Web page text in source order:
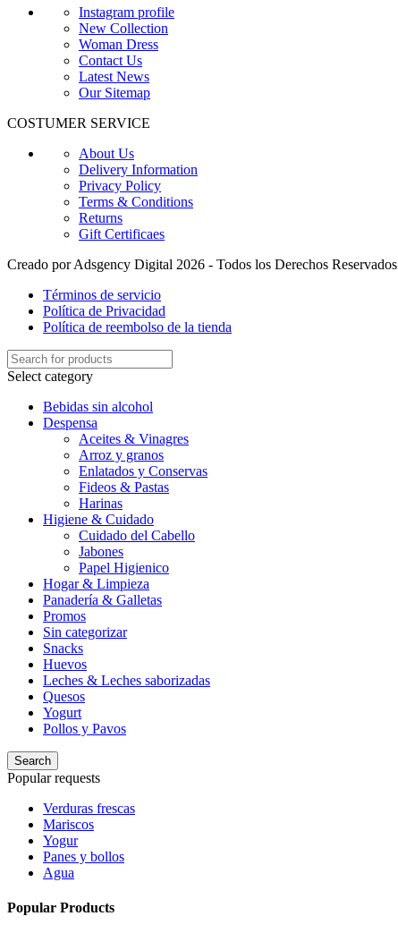
Instagram profile
New Collection
Woman Dress
Contact Us
Latest News
Our Sitemap
COSTUMER SERVICE
About Us
Delivery Information
Privacy Policy
Terms & Conditions
Returns
Gift Certificaes
Creado por Adsgency Digital 2026 - Todos los Derechos Reservados
Términos de servicio
Política de Privacidad
Política de reembolso de la tienda
Select category
Bebidas sin alcohol
Despensa
Aceites & Vinagres
Arroz y granos
Enlatados y Conservas
Fideos & Pastas
Harinas
Higiene & Cuidado
Cuidado del Cabello
Jabones
Papel Higienico
Hogar & Limpieza
Panadería & Galletas
Promos
Sin categorizar
Snacks
Huevos
Leches & Leches saborizadas
Quesos
Yogurt
Pollos y Pavos
Search
Popular requests
Verduras frescas
Mariscos
Yogur
Panes y bollos
Agua
Popular Products